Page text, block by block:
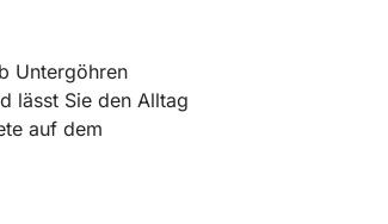
Untergöhren
lässt Sie den Alltag
auf dem